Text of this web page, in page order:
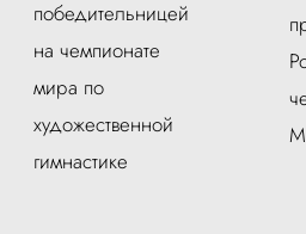
победительницей
на чемпионате
мира по
художественной
гимнастике